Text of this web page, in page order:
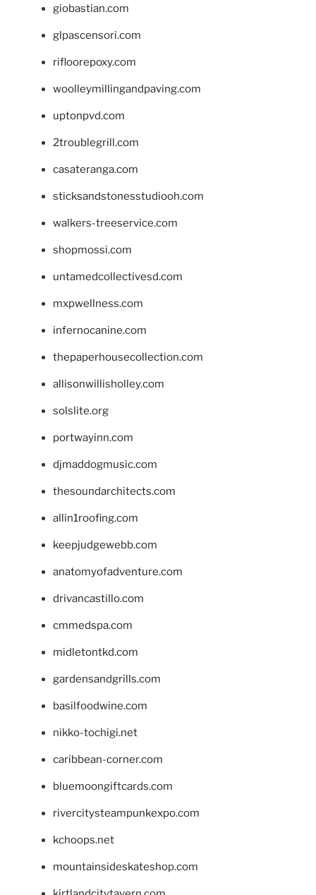
giobastian.com
glpascensori.com
rifloorepoxy.com
woolleymillingandpaving.com
uptonpvd.com
2troublegrill.com
casateranga.com
sticksandstonesstudiooh.com
walkers-treeservice.com
shopmossi.com
untamedcollectivesd.com
mxpwellness.com
infernocanine.com
thepaperhousecollection.com
allisonwillisholley.com
solslite.org
portwayinn.com
djmaddogmusic.com
thesoundarchitects.com
allin1roofing.com
keepjudgewebb.com
anatomyofadventure.com
drivancastillo.com
cmmedspa.com
midletontkd.com
gardensandgrills.com
basilfoodwine.com
nikko-tochigi.net
caribbean-corner.com
bluemoongiftcards.com
rivercitysteampunkexpo.com
kchoops.net
mountainsideskateshop.com